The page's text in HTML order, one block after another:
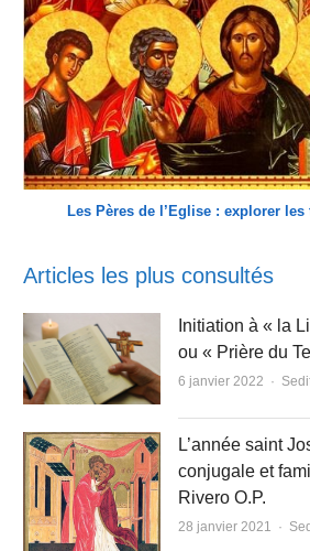
Les Pères de l’Eglise : explorer
Articles les plus consultés
Initiation à « la
ou « Prière du
6 janvier 2022
L’année saint
conjugale et
Rivero O.P.
28 janvier 2021